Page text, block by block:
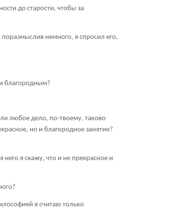
до старости, чтобы за
немного, я спросил его,
благородным?
любое дело, по-твоему, таково
но и благородное занятие?
я скажу, что и не прекрасное и
я считаю только